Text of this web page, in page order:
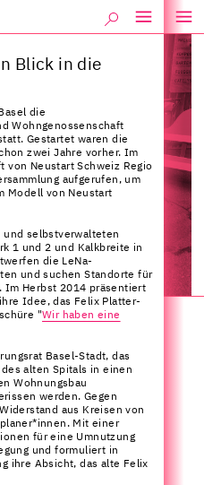
Blick in die
die
Wohngenossenschaft
Gestartet waren die
zwei Jahre vorher. Im
von Neustart Schweiz Regio
aufgerufen, um
Modell von Neustart
selbstverwalteten
1 und 2 und Kalkbreite in
die LeNa-
und suchen Standorte für
Im Herbst 2014 präsentiert
Idee, das Felix Platter-
"Wir haben eine
Basel-Stadt, das
alten Spitals in einen
Wohnungsbau
werden. Gegen
aus Kreisen von
Mit einer
für eine Umnutzung
und formuliert in
ihre Absicht, das alte Felix